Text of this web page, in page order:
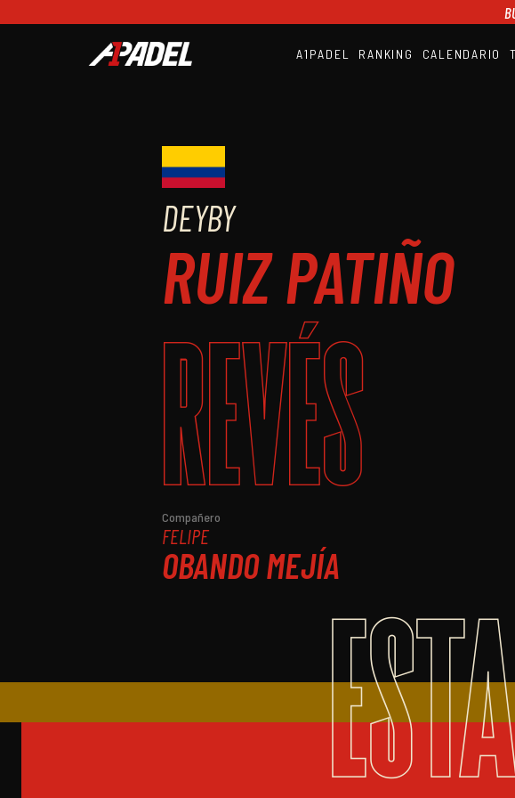
A1PADEL RANKING CALENDARIO
DEYBY
RUIZ PATIÑO
REVÉS
Compañero
FELIPE
OBANDO MEJÍA